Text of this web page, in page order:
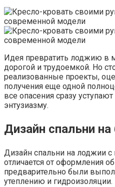
Идея превратить лоджию в
дорогой и трудоемкой. Но
реализованные проекты,
получения еще одной
все опасения сразу
энтузиазму.
Дизайн спальни на
Дизайн спальни на лоджии
отличается от оформления
предварительно были
утеплению и гидроизоляции.